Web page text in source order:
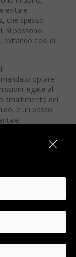
evitare
che spesso
si possono
evitando così di
optare
legate al
smaltimento dei
è un passo
essere
è una
il tempo di
se